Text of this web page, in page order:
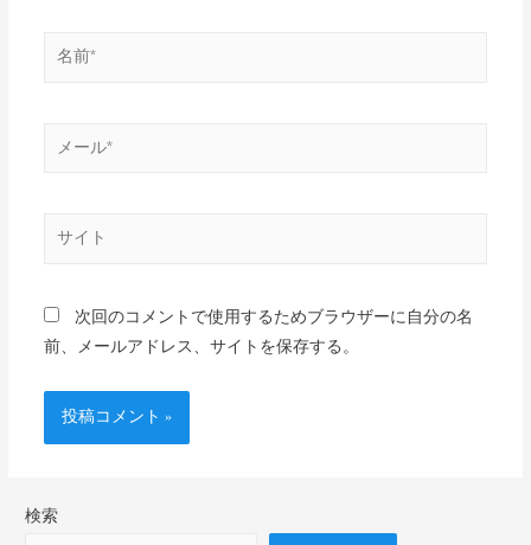
次回のコメントで使用するためブラウザーに自分の名
前、メールアドレス、サイトを保存する。
検索